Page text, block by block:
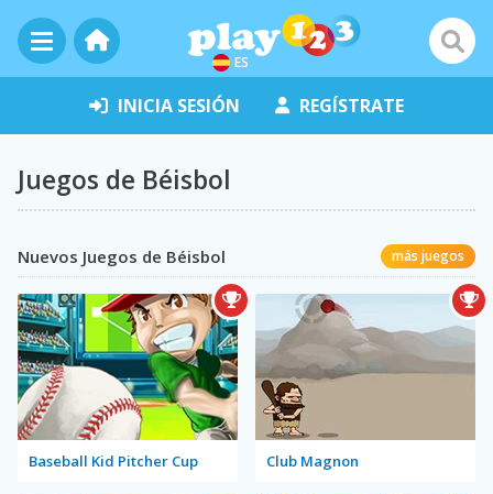
ES
INICIA SESIÓN REGÍSTRATE
Juegos de Béisbol
Nuevos Juegos de Béisbol más juegos
Baseball Kid Pitcher Cup Club Magnon